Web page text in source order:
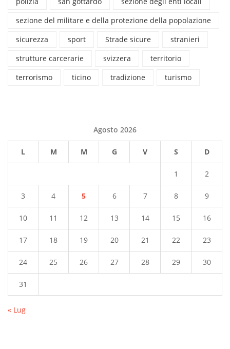
sezione del militare e della protezione della popolazione
sicurezza
sport Strade sicure
stranieri
strutture carcerarie
svizzera
territorio
terrorismo
ticino tradizione turismo
Agosto 2026
L M M G V S D
1 2
3 4 5 6 7 8 9
10 11 12 13 14 15 16
17 18 19 20 21 22 23
24 25 26 27 28 29 30
31
« Lug